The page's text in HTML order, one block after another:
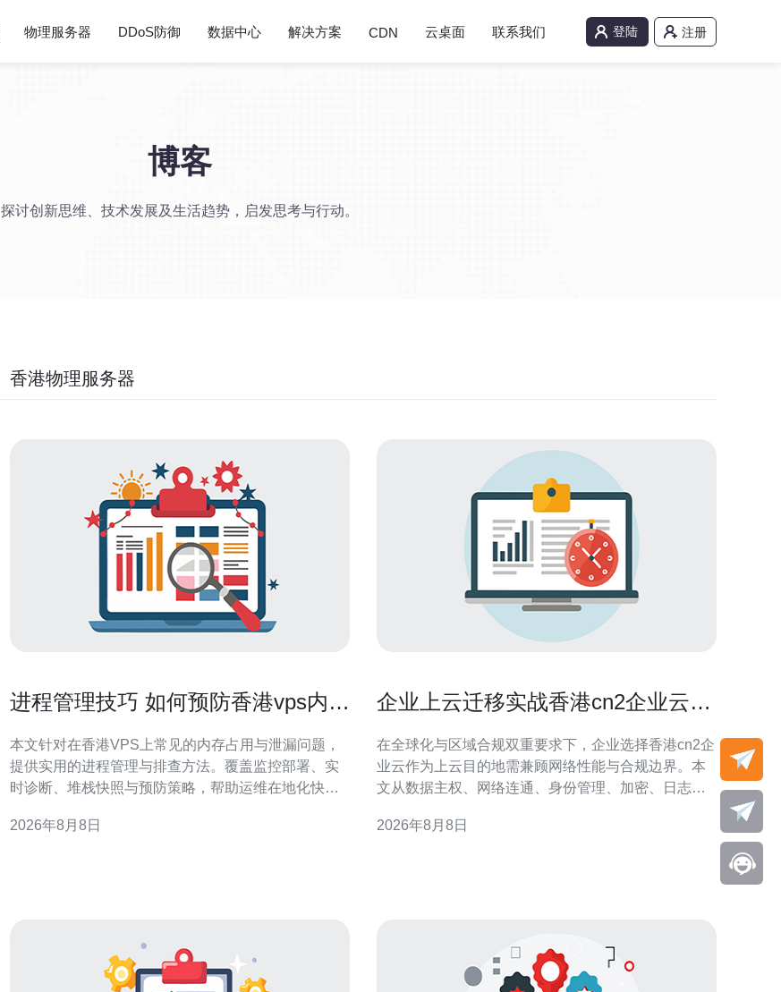
物理服务器 DDoS防御 数据中心 解决方案 CDN 云桌面 联系我们 登陆 注册
博客
探讨创新思维、技术发展及生活趋势，启发思考与行动。
香港物理服务器
进程管理技巧 如何预防香港vps内存
本文针对在香港VPS上常见的内存占用与泄漏问题，
提供实用的进程管理与排查方法。覆盖监控部署、实
时诊断、堆栈快照与预防策略，帮助运维在地化快速
与内存泄漏的区别 首先要区分“高内存使用”与“内存泄
2026年8月8日
企业上云迁移实战香港cn2企业云的
在全球化与区域合规双重要求下，企业选择香港cn2企
业云作为上云目的地需兼顾网络性能与合规边界。本
文从数据主权、网络连通、身份管理、加密、日志审
程中降低风险、满足监管并优化用户体验。 香港cn2
2026年8月8日